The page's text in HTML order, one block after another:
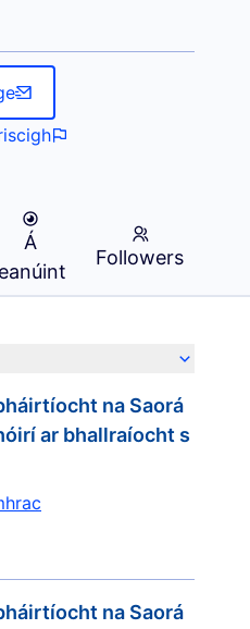
Á
Followers
na Saorá
ar bhallraíocht s
na Saorá